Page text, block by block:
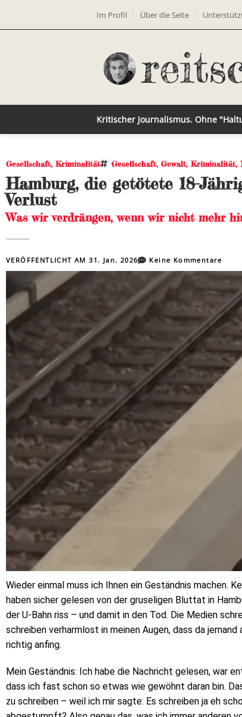
Im Profil Über die Seite
Kritischer Journalismus. Ohne
Gesellschaft, Kriminalität Gesellschaft, Gewalt, Kriminalität,
Hamburg, die getötete 18-
Verlust
Was wir verdrängen, wenn wir nicht mehr
VERÖFFENTLICHT AM31. Jan. 2026 Keine Kommentare
Wieder einmal muss ich Ihnen ein Geständnis machen.
haben sicher gelesen von der gruseligen Bluttat in
der U-Bahn riss – und damit in den Tod. Die Medien
schreiben verharmlost in meinen Augen, dass da
richtig anfing.
Mein Geständnis: Ich habe die Nachricht gelesen, war
dass ich fast schon so etwas wie gewöhnt daran bin.
zu schreiben – weil ich mir sagte: Es schreiben ja eh